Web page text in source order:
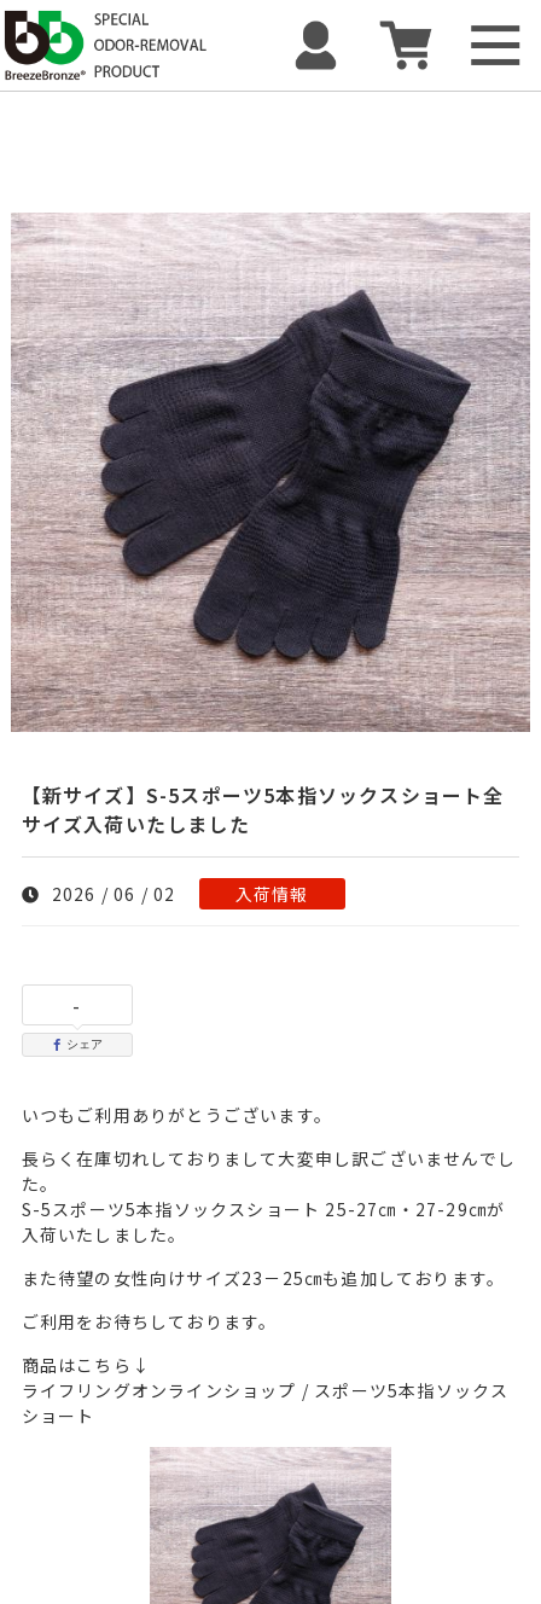
【新サイズ】S-5スポーツ5本指ソックスショート全
サイズ入荷いたしました
2026 / 06 / 02 入荷情報
-
シェア
いつもご利用ありがとうございます。
長らく在庫切れしておりまして大変申し訳ございませんでし
た。
S-5スポーツ5本指ソックスショート 25-27㎝・27-29㎝が
入荷いたしました。
また待望の女性向けサイズ23－25㎝も追加しております。
ご利用をお待ちしております。
商品はこちら↓
ライフリングオンラインショップ / スポーツ5本指ソックス
ショート